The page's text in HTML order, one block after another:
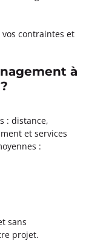
vos contraintes et
à
: distance,
et services
:
sans
projet.